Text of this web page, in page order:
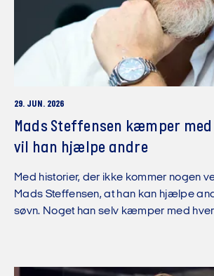
29. JUN. 2026
Mads Steffensen kæmper med
vil han hjælpe andre
Med historier, der ikke kommer nogen
Mads Steffensen, at han kan hjælpe
søvn. Noget han selv kæmper med